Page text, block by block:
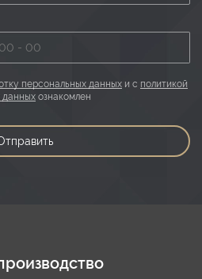
персональных данных и с политикой
данных ознакомлен